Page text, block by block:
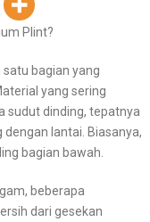
Plint?
satu bagian yang
yang sering
sudut dinding, tepatnya
lantai. Biasanya,
bagian bawah.
beberapa
dari gesekan